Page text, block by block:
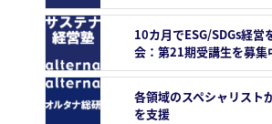
10カ月でESG/SDGs経営
会：第21期受講生を募集
各領域のスペシャリスト
を支援